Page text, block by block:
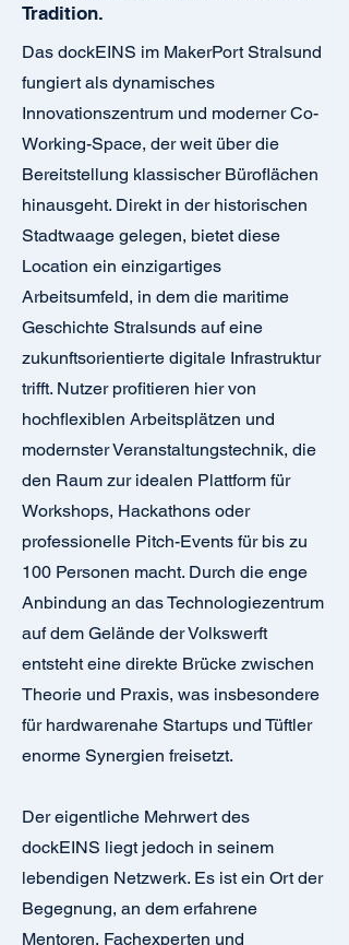
Tradition.
Das dockEINS im MakerPort Stralsund
fungiert als dynamisches
Innovationszentrum und moderner Co-
Working-Space, der weit über die
Bereitstellung klassischer Büroflächen
hinausgeht. Direkt in der historischen
Stadtwaage gelegen, bietet diese
Location ein einzigartiges
Arbeitsumfeld, in dem die maritime
Geschichte Stralsunds auf eine
zukunftsorientierte digitale Infrastruktur
trifft. Nutzer profitieren hier von
hochflexiblen Arbeitsplätzen und
modernster Veranstaltungstechnik, die
den Raum zur idealen Plattform für
Workshops, Hackathons oder
professionelle Pitch-Events für bis zu
100 Personen macht. Durch die enge
Anbindung an das Technologiezentrum
auf dem Gelände der Volkswerft
entsteht eine direkte Brücke zwischen
Theorie und Praxis, was insbesondere
für hardwarenahe Startups und Tüftler
enorme Synergien freisetzt.
Der eigentliche Mehrwert des
dockEINS liegt jedoch in seinem
lebendigen Netzwerk. Es ist ein Ort der
Begegnung, an dem erfahrene
Mentoren, Fachexperten und